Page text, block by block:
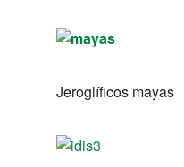
Jeroglíficos mayas